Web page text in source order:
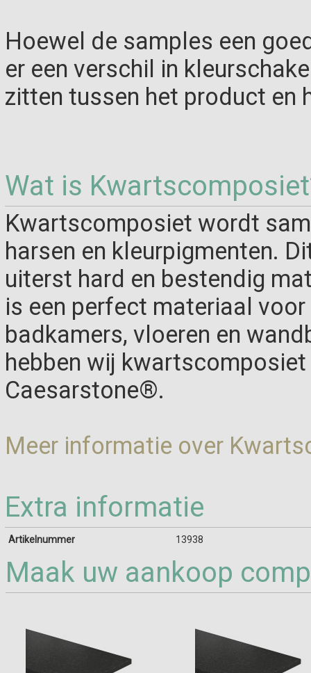
Hoewel de samples een
er een verschil in
zitten tussen het product en
Wat is
Kwartscomposiet wordt
harsen en kleurpigmenten.
uiterst hard en bestendig
is een perfect materiaal
badkamers, vloeren en
hebben wij
Caesarstone®.
Meer informatie over
Extra informatie
Artikelnummer 13938
Maak uw aankoop